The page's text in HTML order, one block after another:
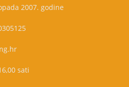
2007. godine
sati